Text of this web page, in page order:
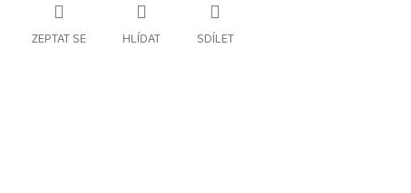
ZEPTAT SE HLÍDAT SDÍLET